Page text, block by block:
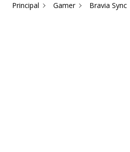
Principal Gamer Bravia Sync